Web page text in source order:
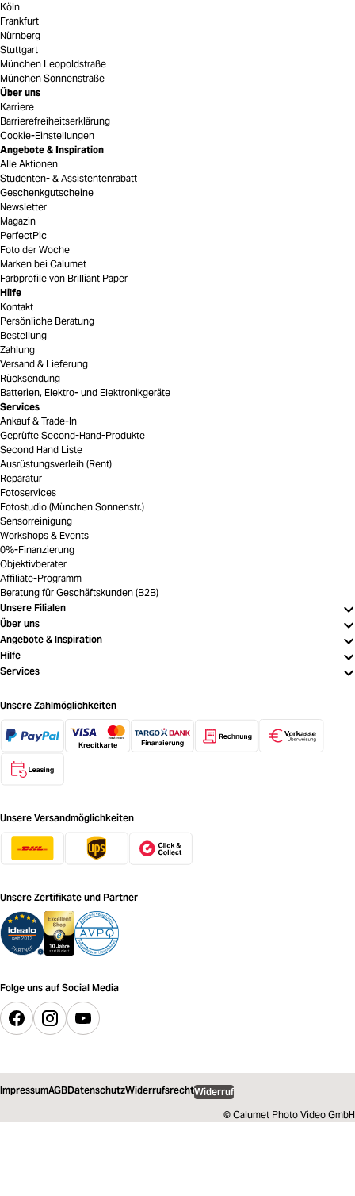
Köln
Frankfurt
Nürnberg
Stuttgart
München Leopoldstraße
München Sonnenstraße
Über uns
Karriere
Barrierefreiheitserklärung
Cookie-Einstellungen
Angebote & Inspiration
Alle Aktionen
Studenten- & Assistentenrabatt
Geschenkgutscheine
Newsletter
Magazin
PerfectPic
Foto der Woche
Marken bei Calumet
Farbprofile von Brilliant Paper
Hilfe
Kontakt
Persönliche Beratung
Bestellung
Zahlung
Versand & Lieferung
Rücksendung
Batterien, Elektro- und Elektronikgeräte
Services
Ankauf & Trade-In
Geprüfte Second-Hand-Produkte
Second Hand Liste
Ausrüstungsverleih (Rent)
Reparatur
Fotoservices
Fotostudio (München Sonnenstr.)
Sensorreinigung
Workshops & Events
0%-Finanzierung
Objektivberater
Affiliate-Programm
Beratung für Geschäftskunden (B2B)
Unsere Filialen
Über uns
Angebote & Inspiration
Hilfe
Services
Unsere Zahlmöglichkeiten
Unsere Versandmöglichkeiten
Unsere Zertifikate und Partner
Folge uns auf Social Media
ImpressumAGBDatenschutzWiderrufsrechtWiderruf
© Calumet Photo Video GmbH